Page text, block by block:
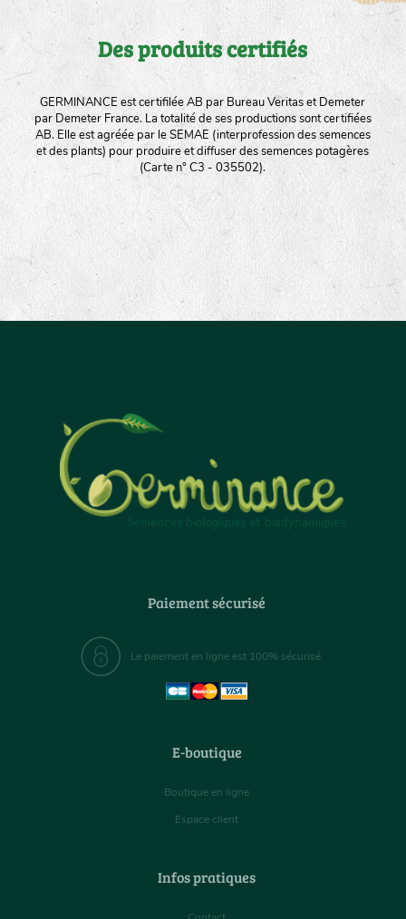
Des produits certifiés
GERMINANCE est certifilée AB par Bureau Veritas et Demeter
par Demeter France. La totalité de ses productions sont certifiées
AB. Elle est agréée par le SEMAE (interprofession des semences
et des plants) pour produire et diffuser des semences potagères
(Carte n° C3 - 035502).
Paiement sécurisé
Le paiement en ligne est 100% sécurisé
E-boutique
Boutique en ligne
Espace client
Infos pratiques